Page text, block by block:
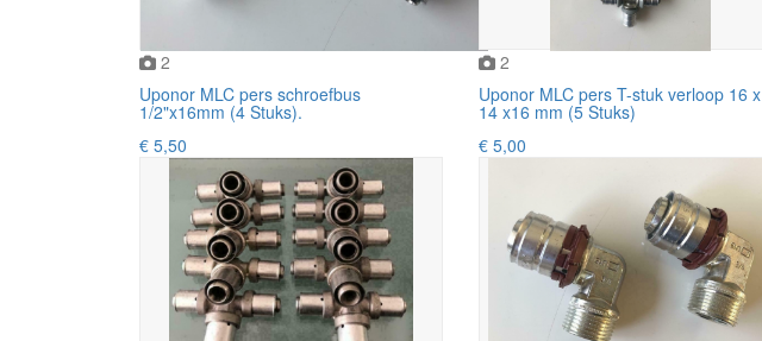
2
Uponor MLC pers schroefbus
1/2"x16mm (4 Stuks).
€ 5,50
2
Uponor MLC pers T-stuk verloop 16 x
14 x16 mm (5 Stuks)
€ 5,00